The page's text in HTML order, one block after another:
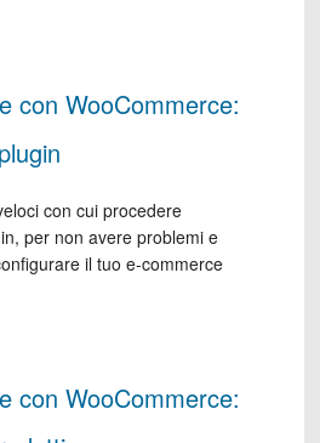
con WooCommerce:
con cui procedere
per non avere problemi e
il tuo e-commerce
con WooCommerce: